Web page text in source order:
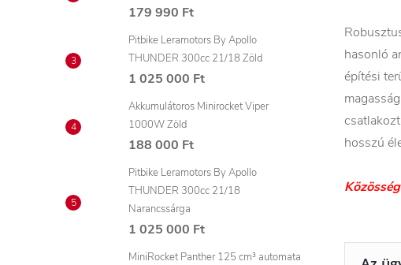
179 990 Ft
Pitbike Leramotors By Apollo
THUNDER 300cc 21/18 Zöld
1 025 000 Ft
Akkumulátoros Minirocket Viper
1000W Zöld
188 000 Ft
Pitbike Leramotors By Apollo
THUNDER 300cc 21/18
Narancssárga
1 025 000 Ft
MiniRocket Panther 125 cm³ automata
hasonló
építési
hosszú